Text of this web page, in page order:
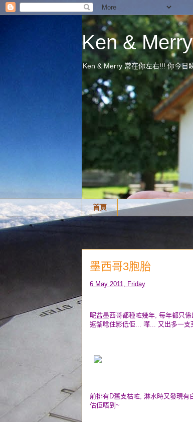
Ken &
Ken & Merry 常在你左右!!! 你今日
首頁
墨西哥3胞胎
6 May 2011, Friday
呢盆墨西哥都種咗幾年, 每年都只
返黎唸住影低佢... 嘩... 又出多一
前排有D舊支枯咗, 淋水時又發現
估佢唔到~